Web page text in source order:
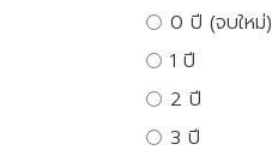
0 ปี (จบใหม่)
1 ปี
2 ปี
3 ปี